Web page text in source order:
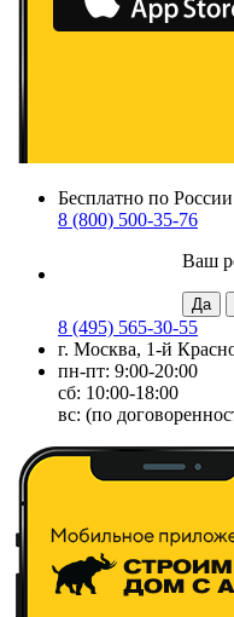
Бесплатно по России
8 (800) 500-35-76
Ваш
8 (495) 565-30-55
г. Москва, 1-й
пн-пт: 9:00-20:00
сб: 10:00-18:00
вс: (по